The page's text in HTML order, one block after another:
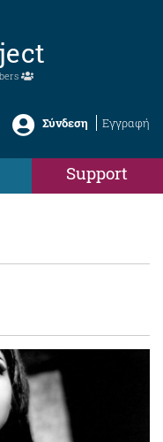
Σύνδεση Εγγραφή
Support